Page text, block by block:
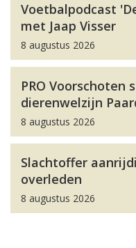
Voetbalpodcast
met Jaap Visser
8 augustus 2026
PRO Voorschoten
dierenwelzijn
8 augustus 2026
Slachtoffer
overleden
8 augustus 2026